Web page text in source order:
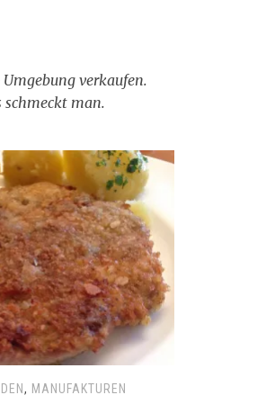
verkaufen.
schmeckt man.
, MANUFAKTUREN